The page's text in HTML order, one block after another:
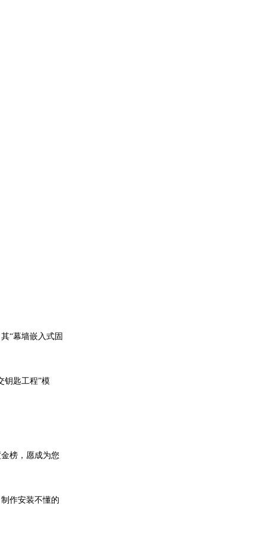
“幕墙嵌入式固
钥匙工程”模
榜，愿成为您
作安装不懂的